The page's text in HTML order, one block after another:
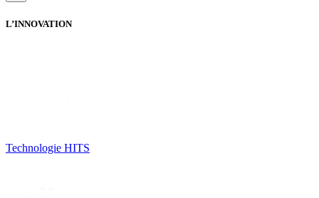
L’INNOVATION
Technologie HITS